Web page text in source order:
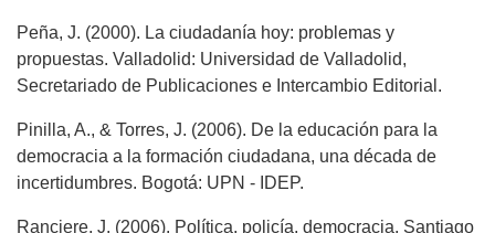
Peña, J. (2000). La ciudadanía hoy: problemas y
propuestas. Valladolid: Universidad de Valladolid,
Secretariado de Publicaciones e Intercambio Editorial.
Pinilla, A., & Torres, J. (2006). De la educación para la
democracia a la formación ciudadana, una década de
incertidumbres. Bogotá: UPN - IDEP.
Ranciere, J. (2006). Política, policía, democracia. Santiago